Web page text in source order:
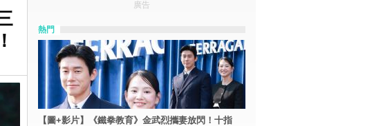
廣告
熱門
【圖+影片】《鐵拳教育》金武烈攜妻放閃！十指